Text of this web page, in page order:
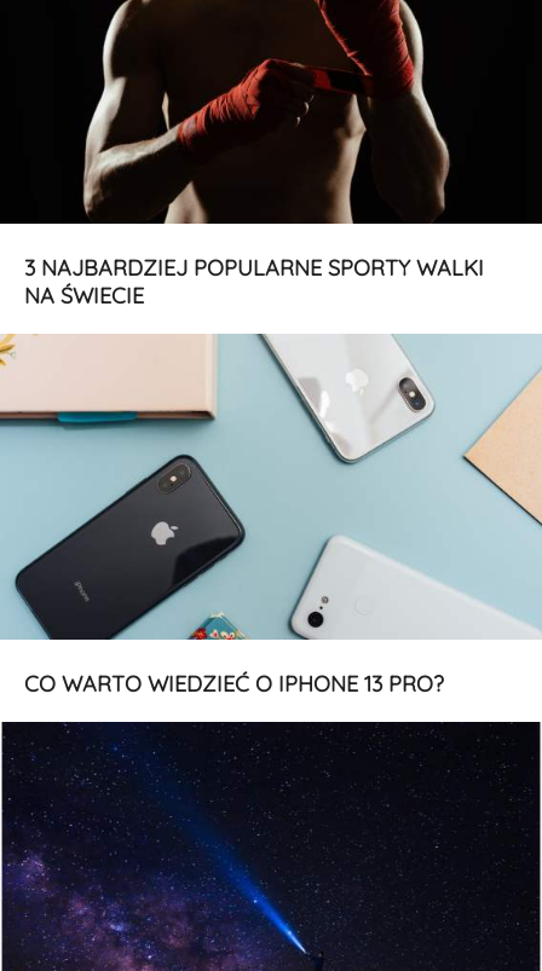
3 NAJBARDZIEJ POPULARNE SPORTY WALKI
NA ŚWIECIE
CO WARTO WIEDZIEĆ O IPHONE 13 PRO?